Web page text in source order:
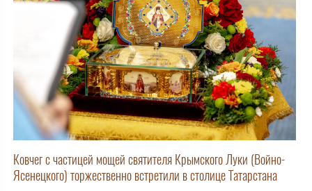
Ковчег с частицей мощей святителя Крымского Луки (Войно-
Ясенецкого) торжественно встретили в столице Татарстана